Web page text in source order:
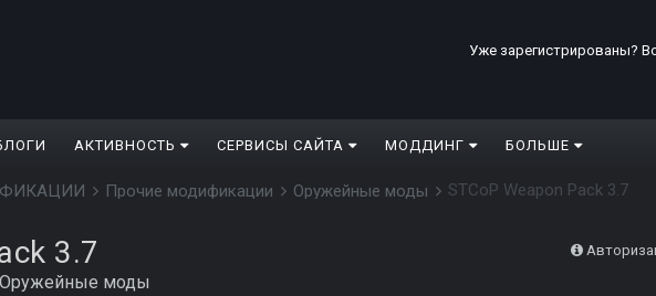
Уже зарегистрированы?
АКТИВНОСТЬ СЕРВИСЫ САЙТА МОДДИНГ БОЛЬШЕ
Прочие модификации Оружейные моды STCoP Weapon Pack 3.7
3.7
Оружейные моды